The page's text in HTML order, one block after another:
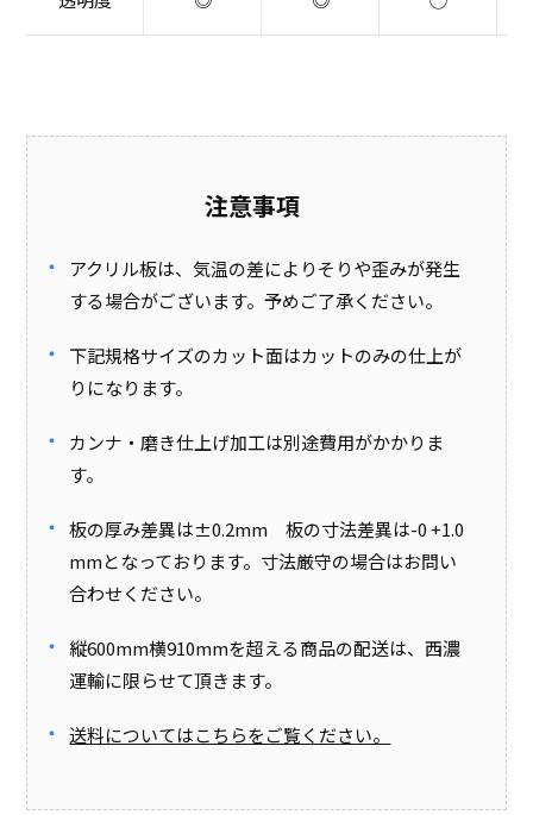
注意事項
アクリル板は、気温の差によりそりや歪みが発生
する場合がございます。予めご了承ください。
下記規格サイズのカット面はカットのみの仕上が
りになります。
カンナ・磨き仕上げ加工は別途費用がかかりま
す。
板の厚み差異は±0.2mm 板の寸法差異は-0 +1.0
mmとなっております。寸法厳守の場合はお問い
合わせください。
縦600mm横910mmを超える商品の配送は、西濃
運輸に限らせて頂きます。
送料についてはこちらをご覧ください。